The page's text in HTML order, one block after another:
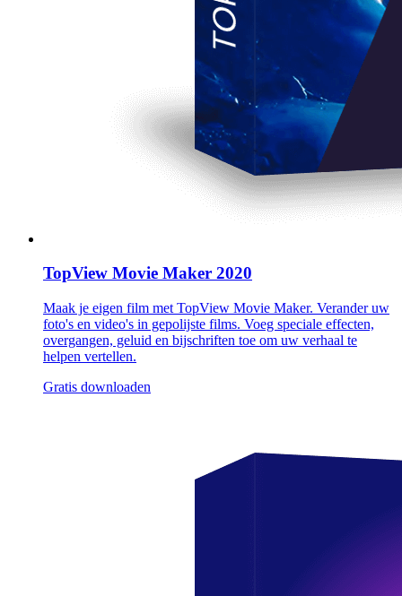
TopView Movie Maker 2020
Maak je eigen film met TopView Movie Maker. Verander uw
foto's en video's in gepolijste films. Voeg speciale effecten,
overgangen, geluid en bijschriften toe om uw verhaal te
helpen vertellen.
Gratis downloaden